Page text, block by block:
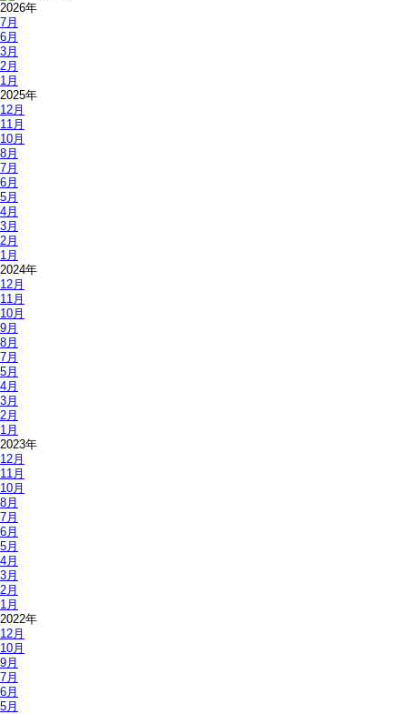
2026年
7月
6月
3月
2月
1月
2025年
12月
11月
10月
8月
7月
6月
5月
4月
3月
2月
1月
2024年
12月
11月
10月
9月
8月
7月
5月
4月
3月
2月
1月
2023年
12月
11月
10月
8月
7月
6月
5月
4月
3月
2月
1月
2022年
12月
10月
9月
7月
6月
5月